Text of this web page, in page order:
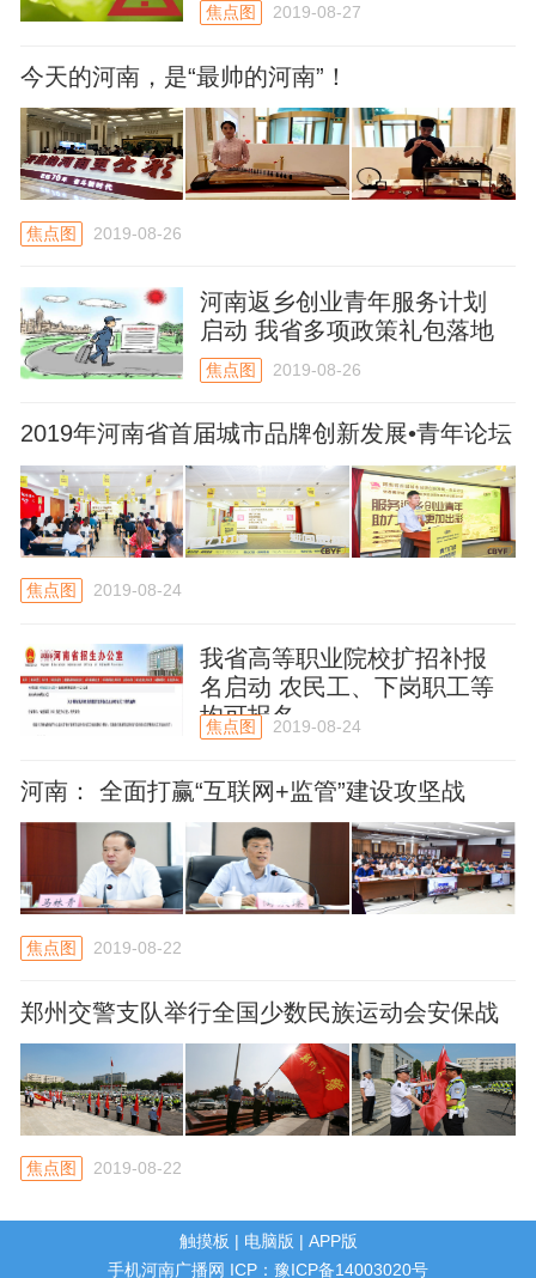
焦点图 2019-08-27
今天的河南，是“最帅的河南”！
焦点图 2019-08-26
河南返乡创业青年服务计划
启动 我省多项政策礼包落地
焦点图 2019-08-26
2019年河南省首届城市品牌创新发展•青年论坛
暨春雁行动•河南返乡创业青年服务计划启动仪
式在郑州召开
焦点图 2019-08-24
我省高等职业院校扩招补报
名启动 农民工、下岗职工等
均可报名
焦点图 2019-08-24
河南： 全面打赢“互联网+监管”建设攻坚战
焦点图 2019-08-22
郑州交警支队举行全国少数民族运动会安保战
时党员突击队授旗仪式
焦点图 2019-08-22
触摸板 | 电脑版 | APP版
手机河南广播网 ICP：豫ICP备14003020号